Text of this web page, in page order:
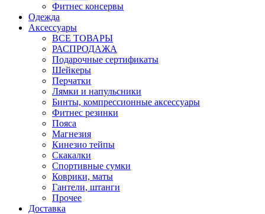
Фитнес консервы
Одежда
Аксессуары
ВСЕ ТОВАРЫ
РАСПРОДАЖА
Подарочные сертификаты
Шейкеры
Перчатки
Лямки и напульсники
Бинты, компрессионные аксессуары
Фитнес резинки
Пояса
Магнезия
Кинезио тейпы
Скакалки
Спортивные сумки
Коврики, маты
Гантели, штанги
Прочее
Доставка